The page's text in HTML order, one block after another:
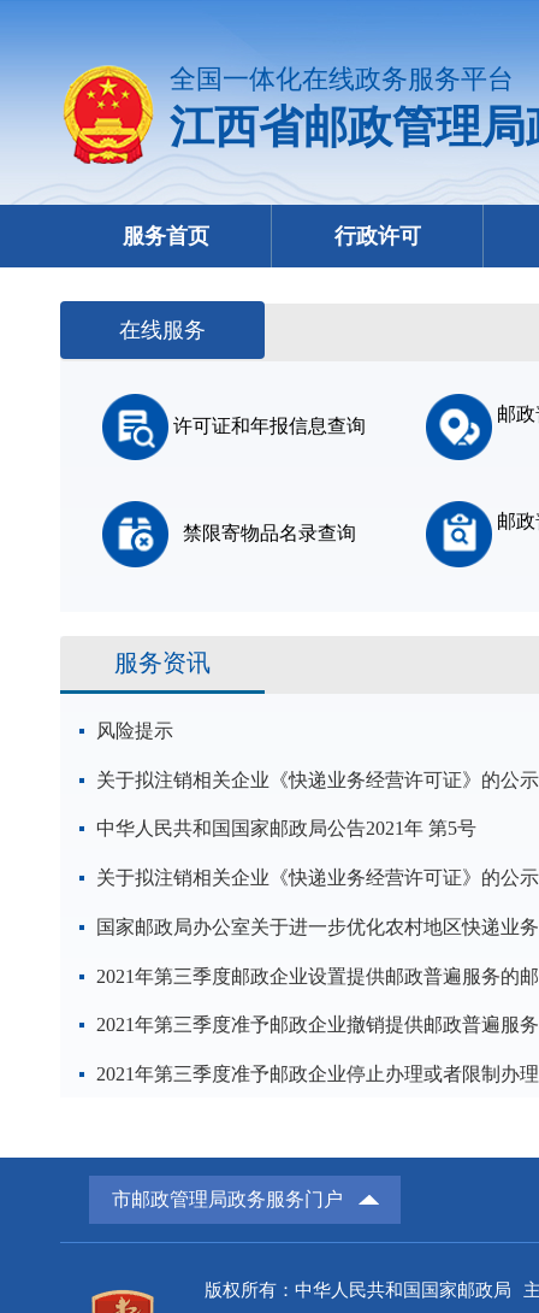
全国一体化在线政务服务平台
江西省邮政管理
服务首页 行政许可
在线服务
许可证和年报信息查询
邮
禁限寄物品名录查询
邮
服务资讯
风险提示
关于拟注销相关企业《快递业务经营许可证》的公示
中华人民共和国国家邮政局公告2021年 第5号
关于拟注销相关企业《快递业务经营许可证》的公示
市邮政管理局政务服务门户
版权所有：中华人民共和国国家邮政局